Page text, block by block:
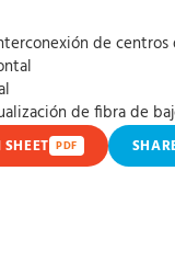
de centros
de fibra de
PDF